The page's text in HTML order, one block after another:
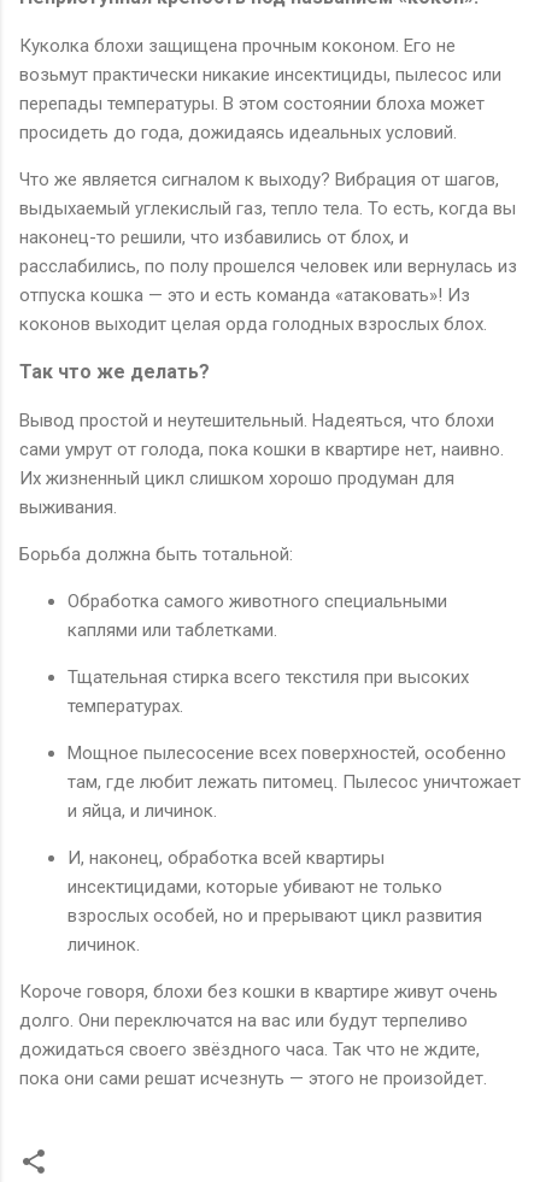
Куколка блохи защищена прочным коконом. Его не
возьмут практически никакие инсектициды, пылесос или
перепады температуры. В этом состоянии блоха может
просидеть до года, дожидаясь идеальных условий.
Что же является сигналом к выходу? Вибрация от шагов,
выдыхаемый углекислый газ, тепло тела. То есть, когда вы
наконец-то решили, что избавились от блох, и
расслабились, по полу прошелся человек или вернулась из
отпуска кошка — это и есть команда «атаковать»! Из
коконов выходит целая орда голодных взрослых блох.
Так что же делать?
Вывод простой и неутешительный. Надеяться, что блохи
сами умрут от голода, пока кошки в квартире нет, наивно.
Их жизненный цикл слишком хорошо продуман для
выживания.
Борьба должна быть тотальной:
Обработка самого животного специальными
каплями или таблетками.
Тщательная стирка всего текстиля при высоких
температурах.
Мощное пылесосение всех поверхностей, особенно
там, где любит лежать питомец. Пылесос уничтожает
и яйца, и личинок.
И, наконец, обработка всей квартиры
инсектицидами, которые убивают не только
взрослых особей, но и прерывают цикл развития
личинок.
Короче говоря, блохи без кошки в квартире живут очень
долго. Они переключатся на вас или будут терпеливо
дожидаться своего звёздного часа. Так что не ждите,
пока они сами решат исчезнуть — этого не произойдет.